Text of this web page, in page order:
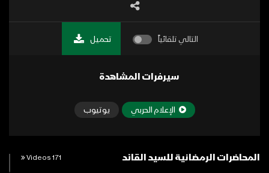
التالي تلقائياً تحميل
سيرفرات المشاهدة
الإعلام الحربي يوتيوب
المحاضرات الرمضانية للسيد القائد 171 Videos